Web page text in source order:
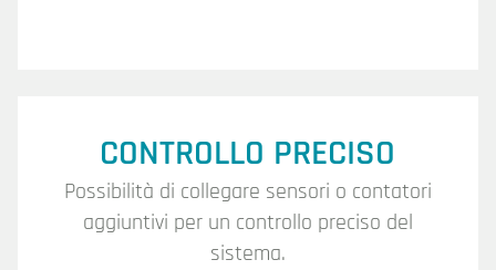
CONTROLLO PRECISO
Possibilità di collegare sensori o contatori
aggiuntivi per un controllo preciso del
sistema.